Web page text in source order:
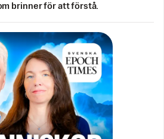
brinner för att förstå.